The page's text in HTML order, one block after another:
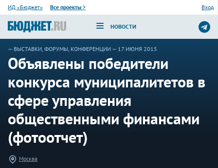
ИД «Бюджет» Все проекты > Вход
НОВОСТИ
— ВЫСТАВКИ, ФОРУМЫ, КОНФЕРЕНЦИИ — 17 ИЮНЯ 2015
Объявлены победители
конкурса муниципалитетов в
сфере управления
общественными финансами
(фотоотчет)
Москва